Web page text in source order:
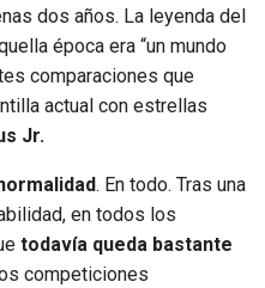
dos años. La leyenda del
época era “un mundo
comparaciones que
actual con estrellas
Jr.
. En todo. Tras una
en todos los
todavía queda bastante
competiciones